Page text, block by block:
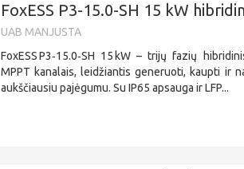
FoxESS P3-15.0-SH 15 kW
UAB MANJUSTA
FoxESS P3‑15.0‑SH 15 kW – trijų fazių
MPPT kanalais, leidžiantis generuoti, kaupti ir
aukščiausiu pajėgumu. Su IP65 apsauga ir LFP...